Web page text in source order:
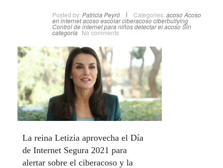
Posted by: Patricia Peyró Categories: acosoAcoso
en internetacoso escolarciberacosociberbullying
Control de internet para niñosdetectar el acosoSin
categoría No comments
La reina Letizia aprovecha el Día
de Internet Segura 2021 para
alertar sobre el ciberacoso y la